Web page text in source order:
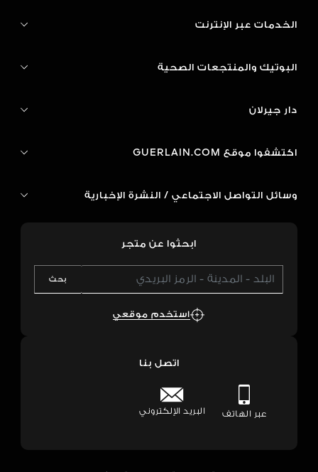
الخدمات عبر الإنترنت
البوتيك والمنتجعات الصحية
دار جيرلان
اكتشفوا موقع GUERLAIN.COM
وسائل التواصل الاجتماعي / النشرة الإخبارية
ابحثوا عن متجر
بحث
استخدم موقعي
اتصل بنا
عبر الهاتف البريد الإلكتروني